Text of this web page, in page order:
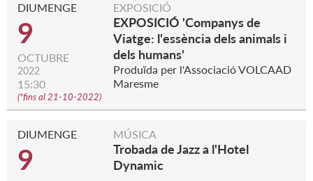
DIUMENGE
9
OCTUBRE
2022
15:30
(*fins al 21-10-2022)
EXPOSICIÓ
EXPOSICIÓ 'Companys de
Viatge: l'essència dels animals i
dels humans'
Produïda per l'Associació VOLCAAD
Maresme
DIUMENGE
9
MÚSICA
Trobada de Jazz a l'Hotel
Dynamic